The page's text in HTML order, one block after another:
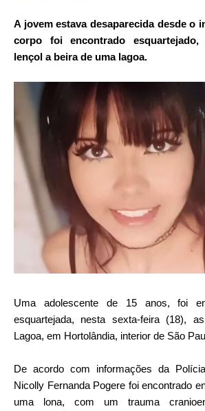
A jovemestava desaparecida desde o
corpo foi encontrado
lençol a beira de uma lagoa.
Uma adolescente de 15 anos, foi
esquartejada, nesta sexta-feira (18),
Lagoa, em Hortolândia, interior de São
De acordo com informações da
Nicolly Fernanda Pogere foi encontrado
uma lona, com um trauma